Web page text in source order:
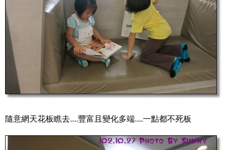
隨意網天花板瞧去....豐富且變化多端....一點都不死板